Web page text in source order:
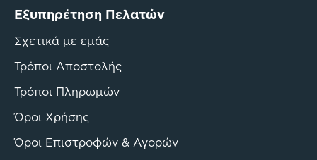
Εξυπηρέτηση Πελατών
Σχετικά με εμάς
Τρόποι Αποστολής
Τρόποι Πληρωμών
Όροι Χρήσης
Όροι Επιστροφών & Αγορών